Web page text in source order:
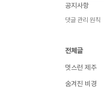
공지사항
댓글 관리 원칙
전체글
멋스런 제주
숨겨진 비경